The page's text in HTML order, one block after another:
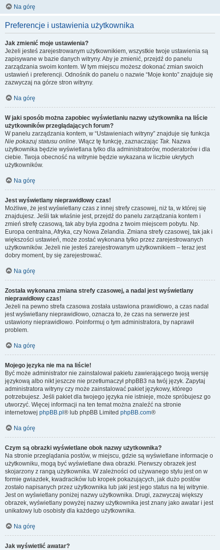
Na górę
Preferencje i ustawienia użytkownika
Jak zmienić moje ustawienia?
Jeżeli jesteś zarejestrowanym użytkownikiem, wszystkie twoje ustawienia są
zapisywane w bazie danych witryny. Aby je zmienić, przejdź do panelu
zarządzania swoim kontem. W tym miejscu możesz dokonać zmian swoich
ustawień i preferencji. Odnośnik do panelu o nazwie “Moje konto” znajduje się
zazwyczaj na górze stron witryny.
Na górę
W jaki sposób można zapobiec wyświetlaniu nazwy użytkownika na liście
użytkowników przeglądających forum?
W panelu zarządzania kontem, w “Ustawieniach witryny” znajduje się funkcja
Nie pokazuj statusu online. Włącz tę funkcję, zaznaczając Tak. Nazwa
użytkownika będzie wyświetlana tylko dla administratorów, moderatorów i dla
ciebie. Twoja obecność na witrynie będzie wykazana w liczbie ukrytych
użytkowników.
Na górę
Jest wyświetlany nieprawidłowy czas!
Możliwe, że jest wyświetlany czas z innej strefy czasowej, niż ta, w której się
znajdujesz. Jeśli tak właśnie jest, przejdź do panelu zarządzania kontem i
zmień strefę czasową, tak aby była zgodna z twoim miejscem pobytu. Np.
Europa centralna, Afryka, czy Nowa Zelandia. Zmiana strefy czasowej, tak jak i
większości ustawień, może zostać wykonana tylko przez zarejestrowanych
użytkowników. Jeżeli nie jesteś zarejestrowanym użytkownikiem – teraz jest
dobry moment, by się zarejestrować.
Na górę
Została wykonana zmiana strefy czasowej, a nadal jest wyświetlany
nieprawidłowy czas!
Jeżeli na pewno strefa czasowa została ustawiona prawidłowo, a czas nadal
jest wyświetlany nieprawidłowo, oznacza to, że czas na serwerze jest
ustawiony nieprawidłowo. Poinformuj o tym administratora, by naprawił
problem.
Na górę
Mojego języka nie ma na liście!
Być może administrator nie zainstalował pakietu zawierającego twoją wersję
językową albo nikt jeszcze nie przetłumaczył phpBB3 na twój język. Zapytaj
administratora witryny czy może zainstalować pakiet językowy, którego
potrzebujesz. Jeśli pakiet dla twojego języka nie istnieje, może spróbujesz go
utworzyć. Więcej informacji na ten temat można znaleźć na stronie
internetowej phpBB.pl ® lub phpBB Limited phpBB.com®
Na górę
Czym są obrazki wyświetlane obok nazwy użytkownika?
Na stronie przeglądania postów, w miejscu, gdzie są wyświetlane informacje o
użytkowniku, mogą być wyświetlane dwa obrazki. Pierwszy obrazek jest
skojarzony z rangą użytkownika. W zależności od używanego stylu jest on w
formie gwiazdek, kwadracików lub kropek pokazujących, jak dużo postów
zostało napisanych przez użytkownika lub jaki jest jego status na tej witrynie.
Jest on wyświetlany poniżej nazwy użytkownika. Drugi, zazwyczaj większy
obrazek, wyświetlany powyżej nazwy użytkownika jest znany jako awatar i jest
unikatowy lub osobisty dla każdego użytkownika.
Na górę
Jak wyświetlić awatar?